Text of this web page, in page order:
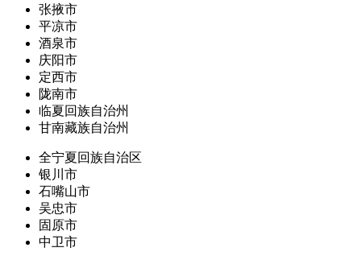
张掖市
平凉市
酒泉市
庆阳市
定西市
陇南市
临夏回族自治州
甘南藏族自治州
全宁夏回族自治区
银川市
石嘴山市
吴忠市
固原市
中卫市